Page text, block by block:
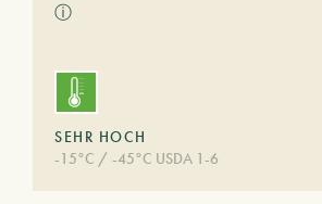
ⓘ
SEHR HOCH
-15°C / -45°C USDA 1-6